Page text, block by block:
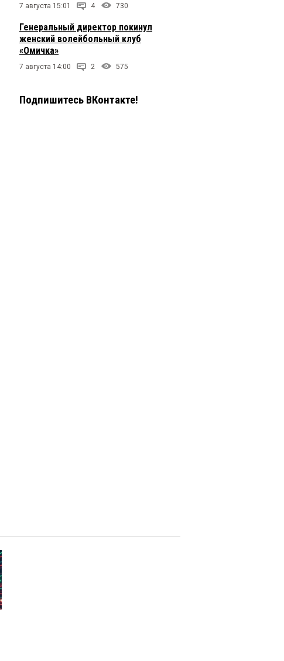
7 августа 15:01 4 730
Генеральный директор покинул
женский волейбольный клуб
«Омичка»
7 августа 14:00 2 575
Подпишитесь ВКонтакте!